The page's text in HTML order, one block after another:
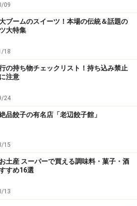
09
ブームのスイーツ！本場の伝統＆話題の
大特集
18
の持ち物チェックリスト！持ち込み禁止
注意
24
品餃子の有名店「老辺餃子館」
15
土産 スーパーで買える調味料・菓子・酒
すめ16選
13